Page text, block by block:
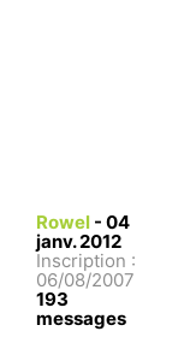
Rowel - 04
janv. 2012
Inscription :
06/08/2007
193
messages